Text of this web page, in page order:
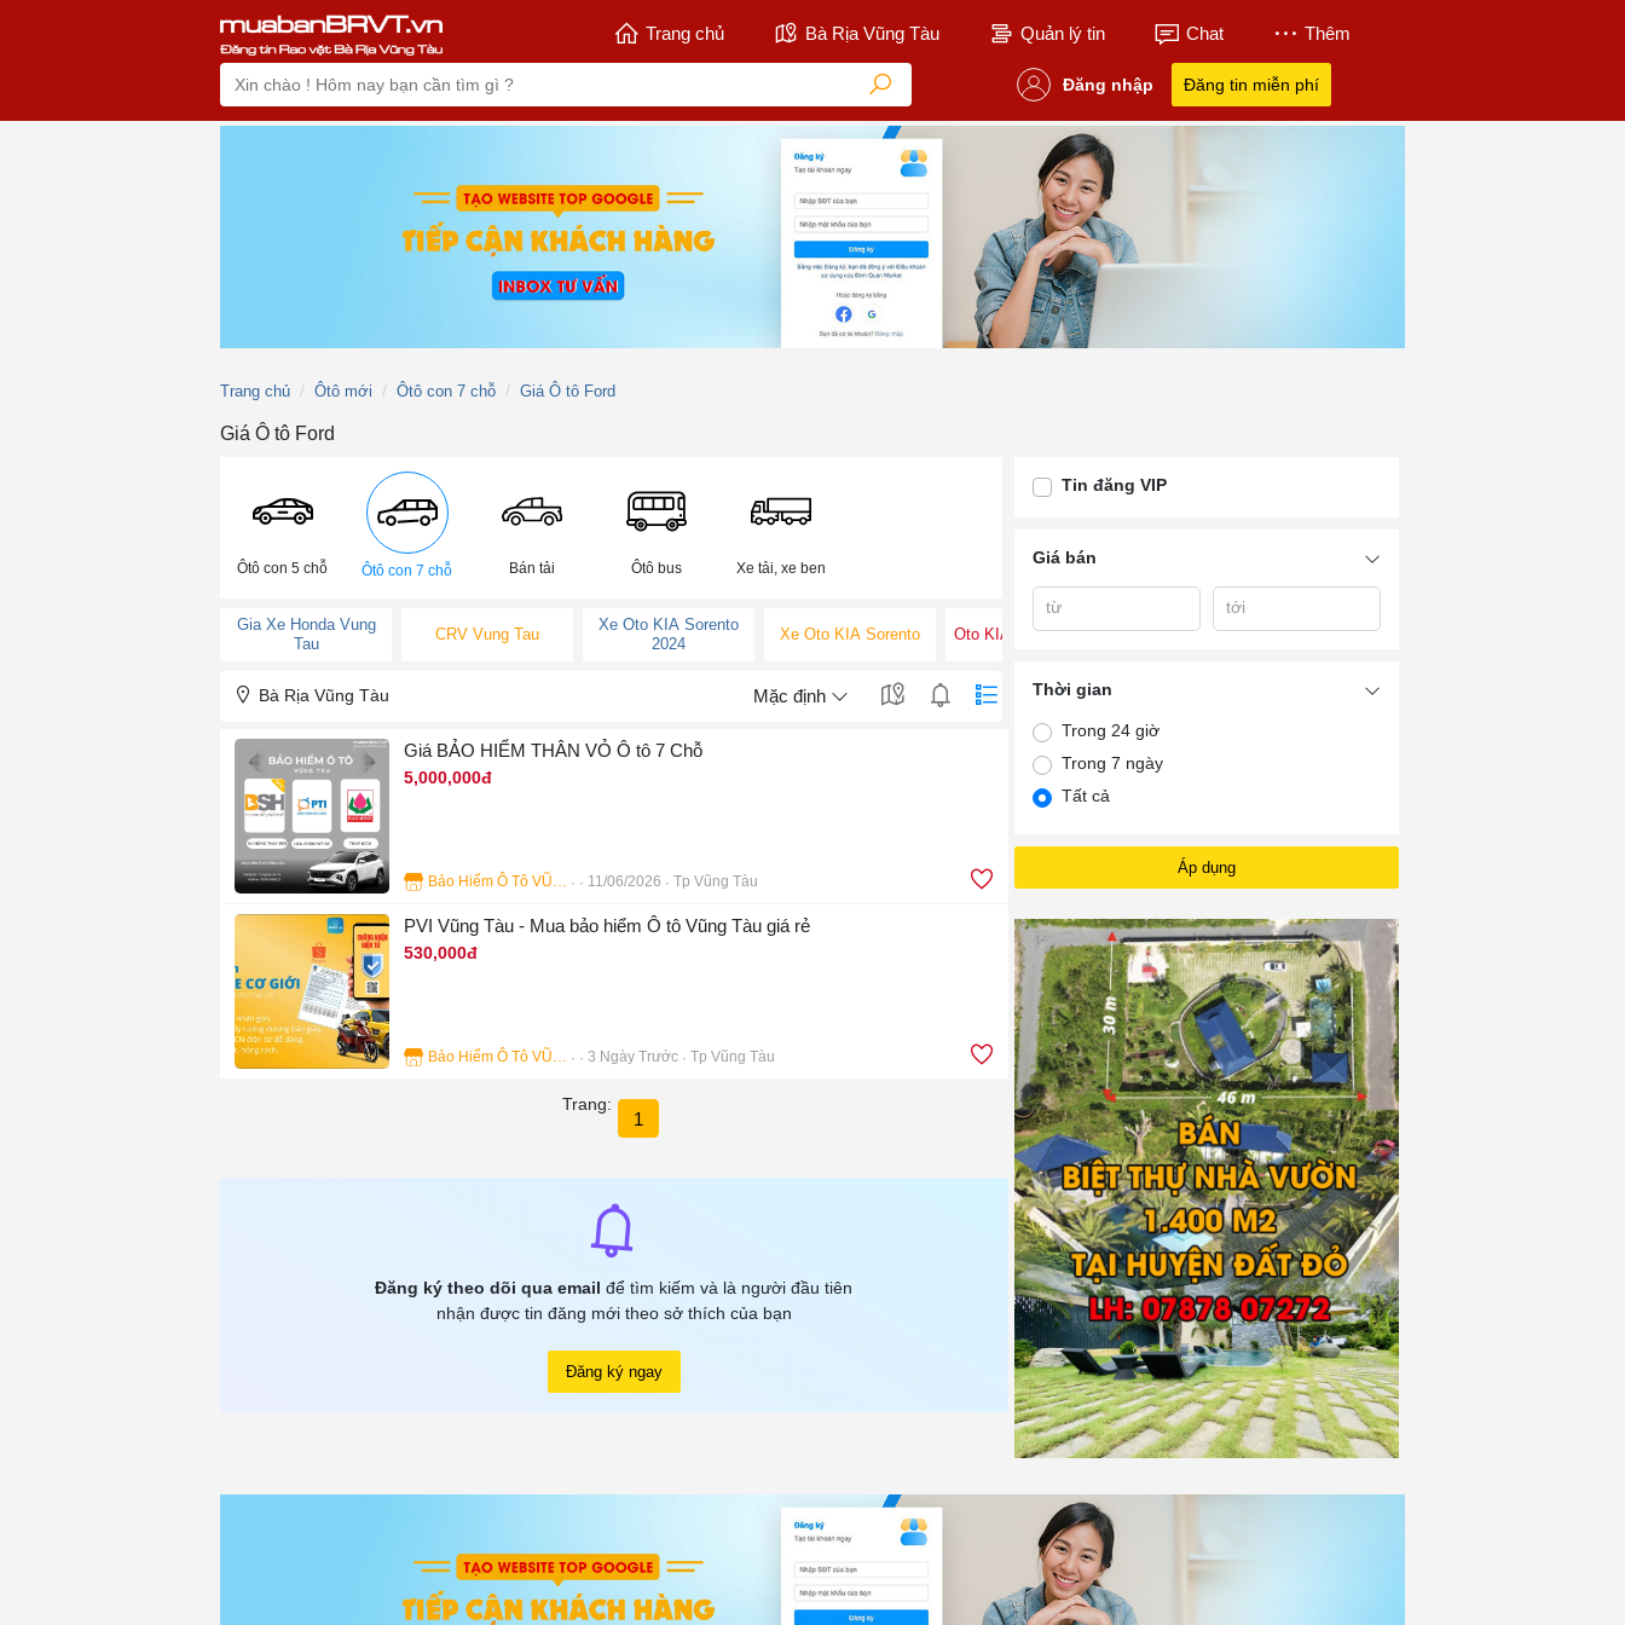
Trang chủ Bà Rịa Vũng Tàu Quản lý tin Chat Thêm
Đăng nhập Đăng tin miễn phí
Trang chủ Ôtô mới Ôtô con 7 chỗ Giá Ô tô Ford
Giá Ô tô Ford
Ôtô con 5 chỗ Ôtô con 7 chỗ Bán tải Ôtô bus Xe tải, xe ben
Gia Xe Honda Vung
Tau
CRV Vung Tau
Xe Oto KIA Sorento
2024
Xe Oto KIA Sorento Oto KIA Sorento 2024 Oto KIA Sorento Oto KIA Carens 2024
Bà Rịa Vũng Tàu Mặc định
Giá BẢO HIỂM THÂN VỎ Ô tô 7 Chỗ
5,000,000đ
Bảo Hiểm Ô Tô VŨNG TÀU 11/06/2026 Tp Vũng Tàu
PVI Vũng Tàu - Mua bảo hiểm Ô tô Vũng Tàu giá rẻ
530,000đ
Bảo Hiểm Ô Tô VŨNG TÀU 3 Ngày Trước Tp Vũng Tàu
Trang:
1
Đăng ký theo dõi qua email để tìm kiếm và là người đầu tiên
nhận được tin đăng mới theo sở thích của bạn
Đăng ký ngay
Tin đăng VIP
Giá bán
từ tới
Thời gian
Trong 24 giờ
Trong 7 ngày
Tất cả
Áp dụng